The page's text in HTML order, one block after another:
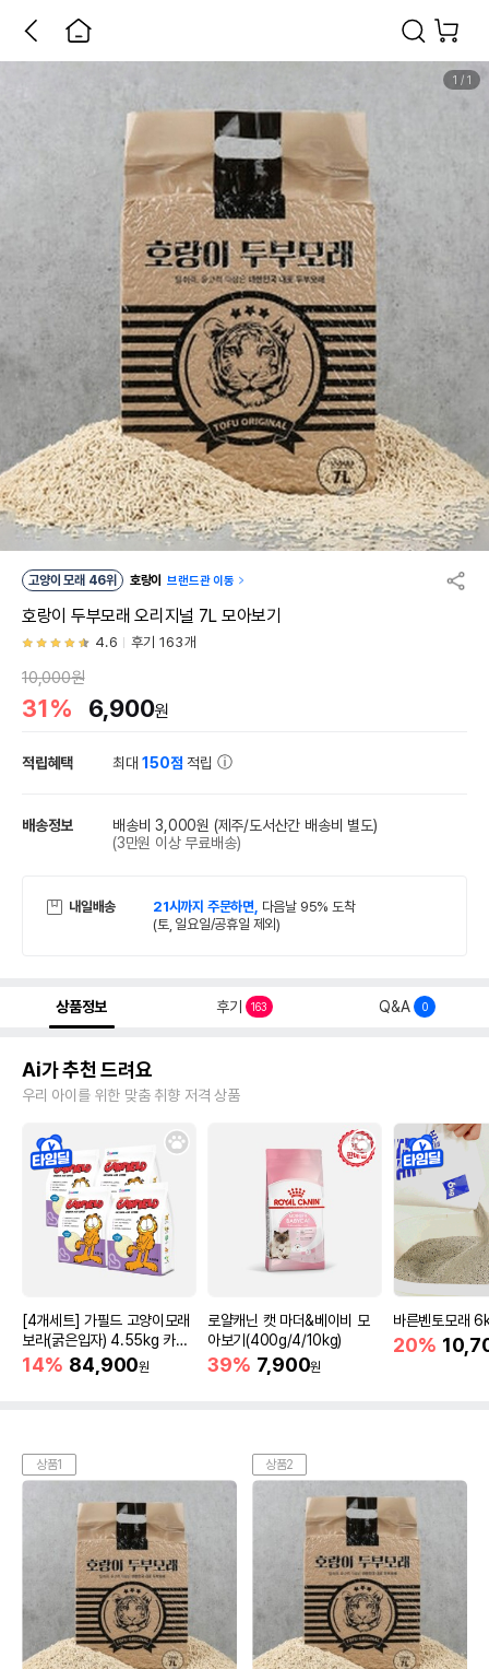
1 / 1
고양이 모래 46위 호랑이 브랜드관 이동
호랑이 두부모래 오리지널 7L 모아보기
4.6 후기 163개
10,000원
31% 6,900원
적립혜택 최대150점 적립
배송정보 배송비 3,000원 (제주/도서산간 배송비 별도)
(3만원 이상 무료배송)
내일배송 21시까지 주문하면, 다음날 95% 도착
(토, 일요일/공휴일 제외)
상품정보 후기 163 Q&A 0
Ai가 추천 드려요
우리 아이를 위한 맞춤 취향 저격 상품
[4개세트] 가필드 고양이모래
보라(굵은입자) 4.55kg 카사
바모래
14% 84,900원
로얄캐닌 캣 마더&베이비 모
아보기(400g/4/10kg)
39% 7,900원
바른벤토모래
20%
상품1 상품2